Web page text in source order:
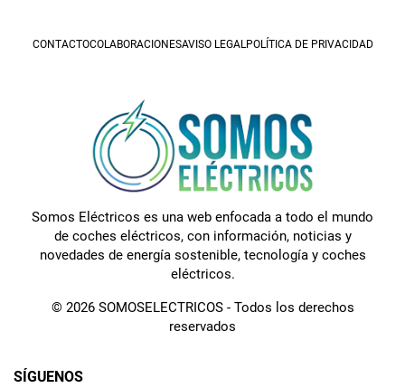
CONTACTOCOLABORACIONESAVISO LEGAL POLÍTICA DE PRIVACIDAD
Somos Eléctricos es una web enfocada a todo el mundo
de coches eléctricos, con información, noticias y
novedades de energía sostenible, tecnología y coches
eléctricos.
© 2026 SOMOSELECTRICOS - Todos los derechos
reservados
SÍGUENOS